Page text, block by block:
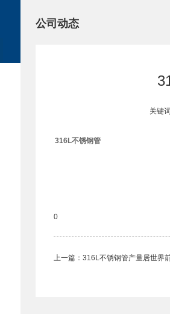
公司动态
关键
316L不锈钢管
0
上一篇： 316L不锈钢管产量居世界